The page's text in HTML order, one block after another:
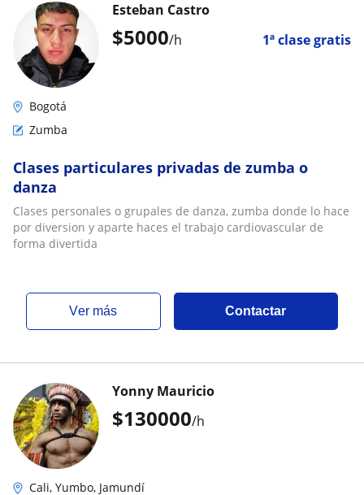
$5000/h 1ª clase gratis
Esteban Castro
Bogotá
Zumba
Clases particulares privadas de zumba o
danza
Clases personales o grupales de danza, zumba donde lo hace
por diversion y aparte haces el trabajo cardiovascular de
forma divertida
ver más Contactar
$130000/h
Yonny Mauricio
Cali, Yumbo, Jamundí